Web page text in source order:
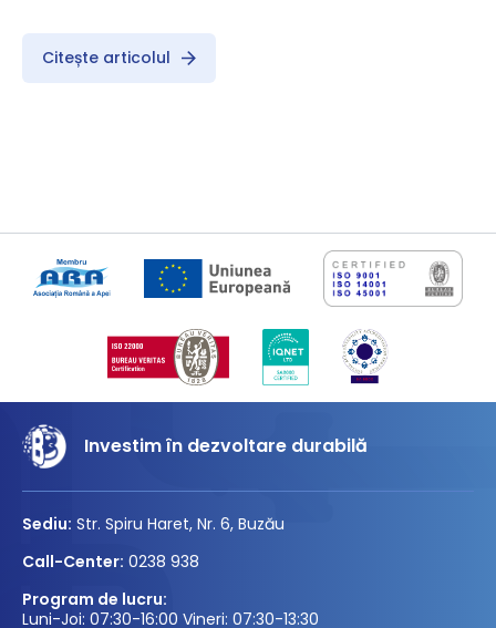
Citește articolul
Investim în dezvoltare durabilă
Sediu: Str. Spiru Haret, Nr. 6, Buzău
Call-Center: 0238 938
Program de lucru:
Luni-Joi: 07:30-16:00 Vineri: 07:30-13:30